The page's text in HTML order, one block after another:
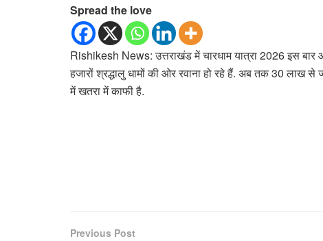
Spread the love
Rishikesh News: उत्तराखंड में चारधाम यात्रा 2026 इस
हजारों श्रद्धालु धामों की ओर रवाना हो रहे हैं. अब तक 30 लाख से
में खतरा में काफी है.
Previous Post